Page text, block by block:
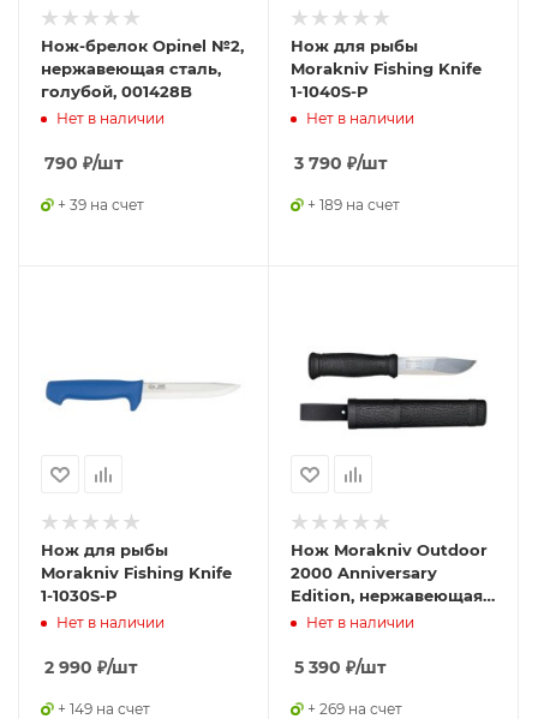
Нож-брелок Opinel №2,
нержавеющая сталь,
голубой, 001428B
Нет в наличии
790 ₽/шт
+ 39 на счет
Нож для рыбы
Morakniv Fishing Knife
1-1040S-P
Нет в наличии
3 790 ₽/шт
+ 189 на счет
Нож для рыбы
Morakniv Fishing Knife
1-1030S-P
Нет в наличии
2 990 ₽/шт
+ 149 на счет
Нож Morakniv Outdoor
2000 Anniversary
Edition, нержавеющая
сталь, 13949
Нет в наличии
5 390 ₽/шт
+ 269 на счет